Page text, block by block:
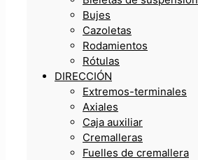
Bujes
Cazoletas
Rodamientos
Rótulas
DIRECCIÓN
Extremos-terminales
Axiales
Caja auxiliar
Cremalleras
Fuelles de cremallera